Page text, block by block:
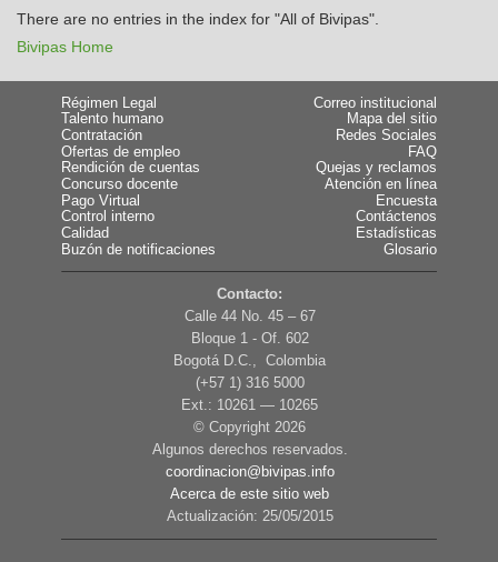
There are no entries in the index for "All of Bivipas".
Bivipas Home
Régimen Legal
Talento humano
Contratación
Ofertas de empleo
Rendición de cuentas
Concurso docente
Pago Virtual
Control interno
Calidad
Buzón de notificaciones
Correo institucional
Mapa del sitio
Redes Sociales
FAQ
Quejas y reclamos
Atención en línea
Encuesta
Contáctenos
Estadísticas
Glosario
Contacto:
Calle 44 No. 45 – 67
Bloque 1 - Of. 602
Bogotá D.C., Colombia
(+57 1) 316 5000
Ext.: 10261 — 10265
© Copyright 2026
Algunos derechos reservados.
coordinacion@bivipas.info
Acerca de este sitio web
Actualización: 25/05/2015